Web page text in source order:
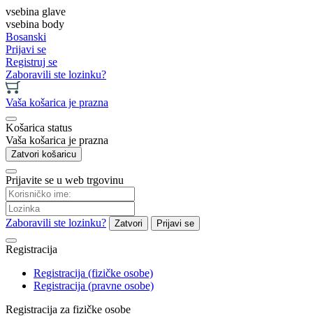
vsebina glave
vsebina body
Bosanski
Prijavi se
Registruj se
Zaboravili ste lozinku?
Vaša košarica je prazna
Košarica status
Vaša košarica je prazna
Zatvori košaricu
Prijavite se u web trgovinu
Zaboravili ste lozinku? Zatvori Prijavi se
Registracija
Registracija (fizičke osobe)
Registracija (pravne osobe)
Registracija za fizičke osobe